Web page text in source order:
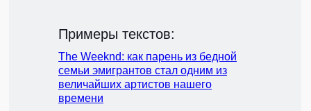
Примеры текстов:
The Weeknd: как парень из бедной
семьи эмигрантов стал одним из
величайших артистов нашего
времени